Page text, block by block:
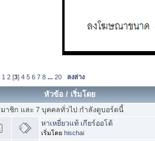
1 2 [3]4 5 6 7 8 ...20 ลงล่าง
หัวข้อ / เริ่มโดย
าชิก และ 7 บุคคลทั่วไป กำลังดูบอร์ดนี้
หาเหยี่ยวแท้ เกียร์ออโต้
เริ่มโดยhischai